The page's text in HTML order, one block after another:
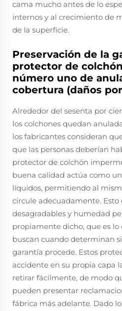
cama mucho antes de lo
internos y al crecimiento de
de la superficie.
Preservación de la
protector de
número uno de
cobertura (daños
Alrededor del sesenta por
los colchones quedan
los fabricantes consideran
que las personas deberían
protector de colchón
buena calidad actúa como
líquidos, permitiendo al
circule adecuadamente.
desagradables y humedad
propiamente dicho, que es lo
buscan cuando determinan
garantía procede. Estos
accidente en su propia capa
retirar fácilmente, de modo
pueden presentar
fábrica más adelante. Dado